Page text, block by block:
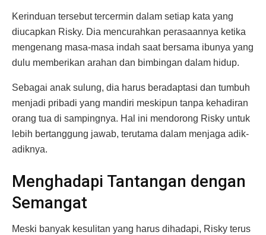
Kerinduan tersebut tercermin dalam setiap kata yang
diucapkan Risky. Dia mencurahkan perasaannya ketika
mengenang masa-masa indah saat bersama ibunya yang
dulu memberikan arahan dan bimbingan dalam hidup.
Sebagai anak sulung, dia harus beradaptasi dan tumbuh
menjadi pribadi yang mandiri meskipun tanpa kehadiran
orang tua di sampingnya. Hal ini mendorong Risky untuk
lebih bertanggung jawab, terutama dalam menjaga adik-
adiknya.
Menghadapi Tantangan dengan
Semangat
Meski banyak kesulitan yang harus dihadapi, Risky terus